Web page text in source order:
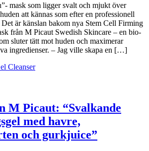
mask som ligger svalt och mjukt över
att kännas som efter en professionell
är känslan bakom nya Stem Cell Firming
från M Picaut Swedish Skincare – en bio-
sluter tätt mot huden och maximerar
ingredienser. – Jag ville skapa en […]
M Picaut: “Svalkande
med havre,
och gurkjuice”